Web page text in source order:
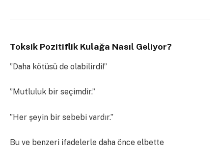
Toksik Pozitiflik Kulağa Nasıl Geliyor?
”Daha kötüsü de olabilirdi!”
”Mutluluk bir seçimdir.”
”Her şeyin bir sebebi vardır.”
Bu ve benzeri ifadelerle daha önce elbette